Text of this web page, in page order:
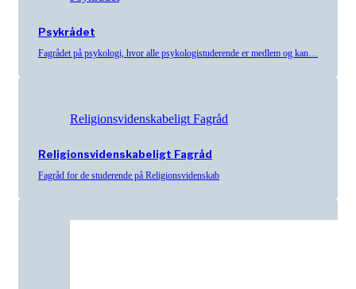
Psykrådet
Fagrådet på psykologi, hvor alle psykologistuderende er medlem og kan…
Religionsvidenskabeligt Fagråd
Religionsvidenskabeligt Fagråd
Fagråd for de studerende på Religionsvidenskab